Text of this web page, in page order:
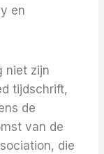
en
niet zijn
tijdschrift,
de
van de
die